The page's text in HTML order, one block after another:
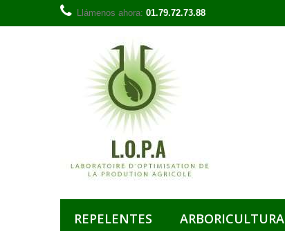
Llámenos ahora: 01.79.72.73.88
REPELENTES ARBORICULTURA